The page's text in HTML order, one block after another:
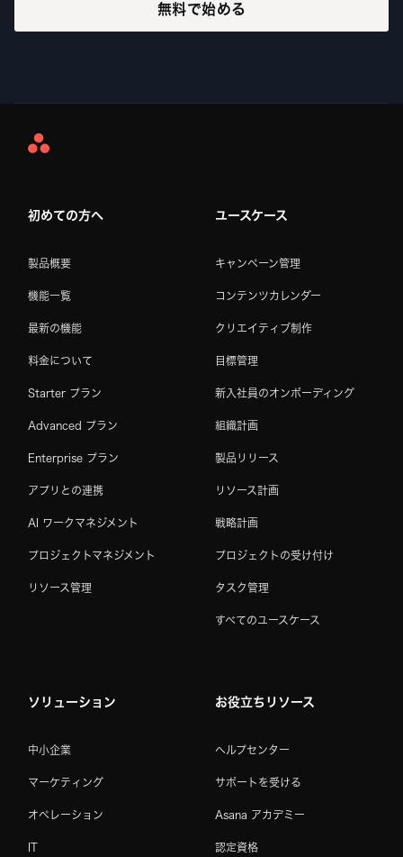
無料で始める
Asana
初めての方へ
製品概要
機能一覧
最新の機能
料金について
Starter プラン
Advanced プラン
Enterprise プラン
アプリとの連携
AI ワークマネジメント
プロジェクトマネジメント
リソース管理
ユースケース
キャンペーン管理
コンテンツカレンダー
クリエイティブ制作
目標管理
新入社員のオンボーディング
組織計画
製品リリース
リソース計画
戦略計画
プロジェクトの受け付け
タスク管理
すべてのユースケース
ソリューション
中小企業
マーケティング
オペレーション
IT
お役立ちリソース
ヘルプセンター
サポートを受ける
Asana アカデミー
認定資格